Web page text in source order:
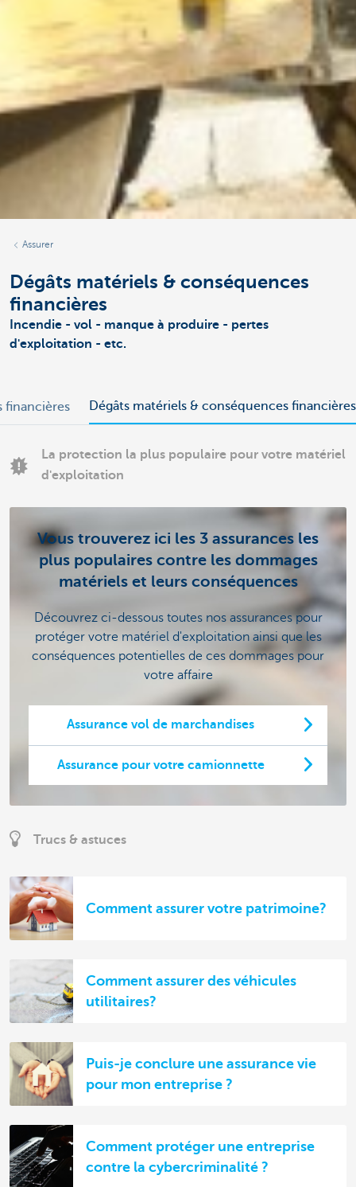
Assurer
Dégâts matériels & conséquences
financières
Incendie - vol - manque à produire - pertes
d'exploitation - etc.
financières Dégâts matériels & conséquences financières
La protection la plus populaire pour votre matériel
d'exploitation
Vous trouverez ici les 3 assurances les
plus populaires contre les dommages
matériels et leurs conséquences
Découvrez ci-dessous toutes nos assurances pour
protéger votre matériel d'exploitation ainsi que les
conséquences potentielles de ces dommages pour
votre affaire
Assurance vol de marchandises
Assurance pour votre camionnette
Trucs & astuces
Comment assurer votre patrimoine?
Comment assurer des véhicules
utilitaires?
Puis-je conclure une assurance vie
pour mon entreprise ?
Comment protéger une entreprise
contre la cybercriminalité ?